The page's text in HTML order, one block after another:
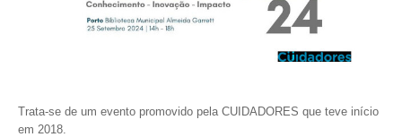
AUTARQUIA
Trata-se de um evento promovido pela CUIDADORES que teve início
em 2018.